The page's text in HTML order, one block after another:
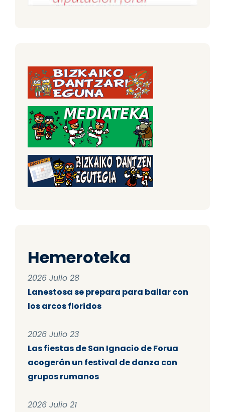
Hemeroteka
2026 Julio 28
Lanestosa se prepara para bailar con
los arcos floridos
2026 Julio 23
Las fiestas de San Ignacio de Forua
acogerán un festival de danza con
grupos rumanos
2026 Julio 21